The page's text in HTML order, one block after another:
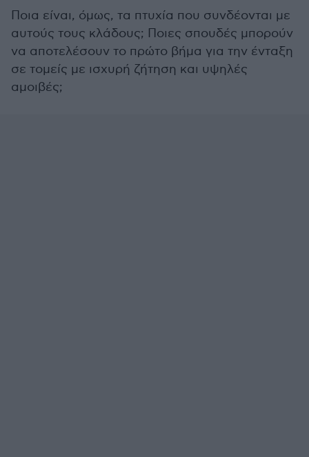
Ποια είναι, όμως, τα πτυχία που συνδέονται με
αυτούς τους κλάδους; Ποιες σπουδές μπορούν
να αποτελέσουν το πρώτο βήμα για την ένταξη
σε τομείς με ισχυρή ζήτηση και υψηλές
αμοιβές;